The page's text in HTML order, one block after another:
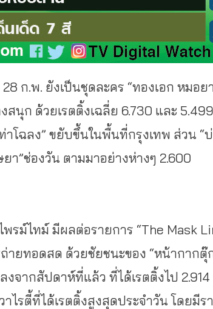
ก.พ. ยังเป็นชุดละคร “ทองเอก หมอ
งสนุก ด้วยเรตติ้งเฉลี่ย 6.730 และ
าโฉลง” ขยับขึ้นในพื้นที่กรุงเทพ ส่วน “
า”ช่องวัน ตามมาอย่างห่างๆ 2.600
พรม์ไทม์ มีผลต่อรายการ “The Mask
ายทอดสด ด้วยชัยชนะของ “หน้ากาก
งจากสัปดาห์ที่แล้ว ที่ได้เรตติ้งไป
ไรตี้ที่ได้เรตติ้งสูงสุดประจำวัน โดยมีร